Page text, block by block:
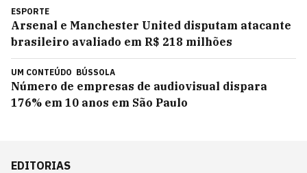
ESPORTE
Arsenal e Manchester United disputam atacante
brasileiro avaliado em R$ 218 milhões
UM CONTEÚDO BÚSSOLA
Número de empresas de audiovisual dispara
176% em 10 anos em São Paulo
EDITORIAS